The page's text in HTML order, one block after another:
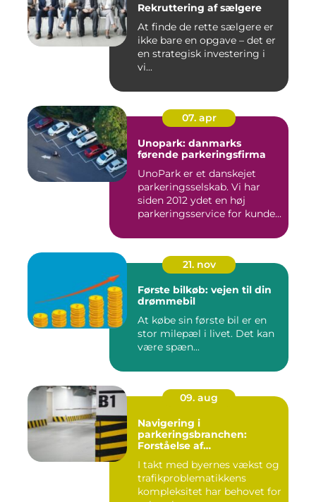
Rekruttering af sælgere
At finde de rette sælgere er
ikke bare en opgave – det er
en strategisk investering i
vi...
07. apr
Unopark: danmarks
førende parkeringsfirma
UnoPark er et danskejet
parkeringsselskab. Vi har
siden 2012 ydet en høj
parkeringsservice for kunde...
21. nov
Første bilkøb: vejen til din
drømmebil
At købe sin første bil er en
stor milepæl i livet. Det kan
være spæn...
09. aug
Navigering i
parkeringsbranchen:
Forståelse af
I takt med byernes vækst og
trafikproblematikkens
kompleksitet har behovet for